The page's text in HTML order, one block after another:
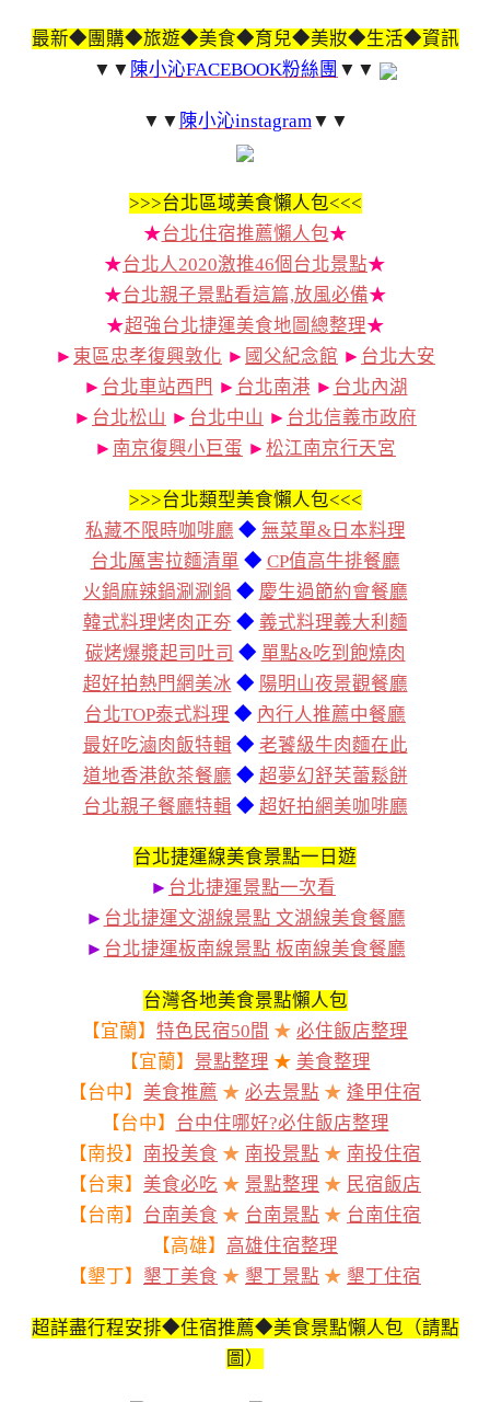
最新◆團購◆旅遊◆美食◆育兒◆美妝◆生活◆資訊
▼▼ 陳小沁FACEBOOK粉絲團 ▼▼
▼▼ 陳小沁instagram▼▼
>>>台北區域美食懶人包<<<
★台北住宿推薦懶人包★
★台北人2020激推46個台北景點★
★台北親子景點看這篇,放風必備★
★超強台北捷運美食地圖總整理★
► 東區忠孝復興敦化 ► 國父紀念館 ► 台北大安
► 台北車站西門 ► 台北南港 ► 台北內湖
► 台北松山 ► 台北中山 ► 台北信義市政府
► 南京復興小巨蛋 ► 松江南京行天宮
>>>台北類型美食懶人包<<<
私藏不限時咖啡廳 ◆ 無菜單&日本料理
台北厲害拉麵清單 ◆ CP值高牛排餐廳
火鍋麻辣鍋涮涮鍋 ◆ 慶生過節約會餐廳
韓式料理烤肉正夯 ◆ 義式料理義大利麵
碳烤爆漿起司吐司 ◆ 單點&吃到飽燒肉
超好拍熱門網美冰 ◆ 陽明山夜景觀餐廳
台北TOP泰式料理 ◆ 內行人推薦中餐廳
最好吃滷肉飯特輯 ◆ 老饕級牛肉麵在此
道地香港飲茶餐廳 ◆ 超夢幻舒芙蕾鬆餅
台北親子餐廳特輯 ◆ 超好拍網美咖啡廳
台北捷運線美食景點一日遊
► 台北捷運景點一次看
► 台北捷運文湖線景點 文湖線美食餐廳
► 台北捷運板南線景點 板南線美食餐廳
台灣各地美食景點懶人包
【宜蘭】 特色民宿50間 ★ 必住飯店整理
【宜蘭】 景點整理 ★ 美食整理
【台中】 美食推薦 ★ 必去景點 ★ 逢甲住宿
【台中】 台中住哪好?必住飯店整理
【南投】 南投美食 ★ 南投景點 ★ 南投住宿
【台東】 美食必吃 ★ 景點整理 ★ 民宿飯店
【台南】 台南美食 ★ 台南景點 ★ 台南住宿
【高雄】 高雄住宿整理
【墾丁】 墾丁美食 ★ 墾丁景點 ★ 墾丁住宿
超詳盡行程安排◆住宿推薦◆美食景點懶人包（請點
圖）